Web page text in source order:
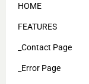
HOME
FEATURES
_Contact Page
_Error Page